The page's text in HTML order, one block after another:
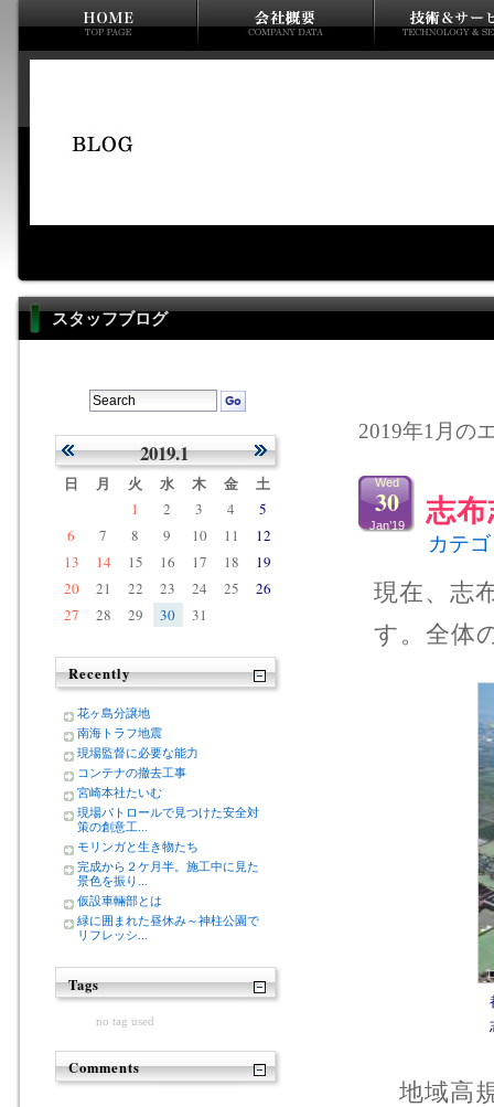
スタッフブログ
2019年1月の
志
Wed
30
Jan’19
カテ
現在、志
す。全体
地域高
2019.1
日 月 火 水 木 金 土
1 2 3 4
5
6
7 8 9 10 11
12
13
14 15 16 17 18
19
20
21 22 23 24 25
26
27
28 29 30 31
Recently
花ヶ島分譲地
南海トラフ地震
現場監督に必要な能力
コンテナの撤去工事
宮崎本社たいむ
現場パトロールで見つけた安全対
策の創意工...
モリンガと生き物たち
完成から２ケ月半。施工中に見た
景色を振り...
仮設車輛部とは
緑に囲まれた昼休み～神柱公園で
リフレッシ...
Tags
no tag used
Comments